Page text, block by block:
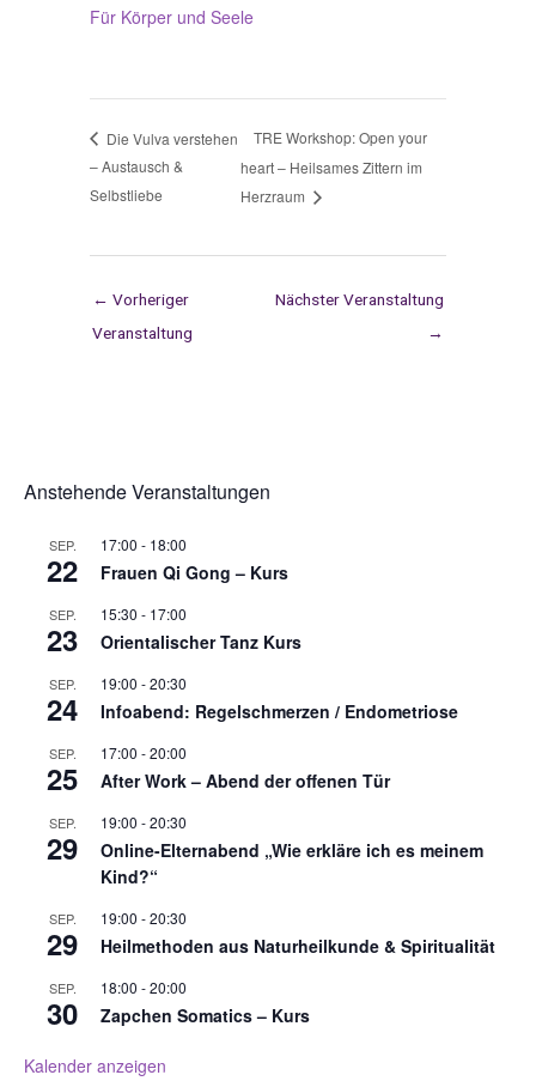
Für Körper und Seele
Die Vulva verstehen
– Austausch &
Selbstliebe
TRE Workshop: Open your
heart – Heilsames Zittern im
Herzraum
← Vorheriger
Veranstaltung
Nächster Veranstaltung
→
Anstehende Veranstaltungen
SEP.
22
17:00 - 18:00
Frauen Qi Gong – Kurs
SEP.
23
15:30 - 17:00
Orientalischer Tanz Kurs
SEP.
24
19:00 -20:30
Infoabend: Regelschmerzen / Endometriose
SEP.
25
17:00 -20:00
After Work – Abend der offenen Tür
SEP.
29
19:00 -20:30
Online-Elternabend „Wie erkläre ich es meinem
Kind?“
SEP.
29
19:00 -20:30
Heilmethoden aus Naturheilkunde & Spiritualität
SEP.
30
18:00 -20:00
Zapchen Somatics – Kurs
Kalender anzeigen